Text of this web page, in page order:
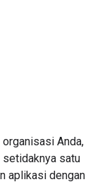
Anda,
satu
aplikasi dengan